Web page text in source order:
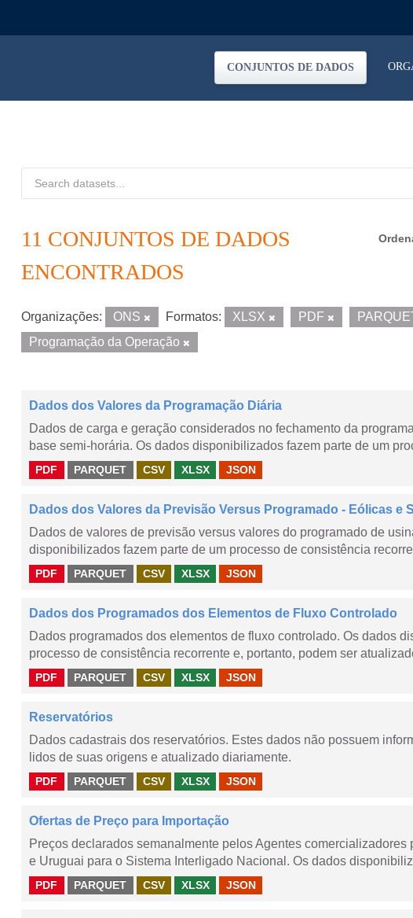
CONJUNTOS DE DADOS
11 CONJUNTOS DE DADOS
ENCONTRADOS
Organizações: ONS Formatos: XLSX PDF
Programação da Operação
Dados dos Valores da Programação Diária
Dados de carga e geração considerados no fechamento da
base semi-horária. Os dados disponibilizados fazem parte de um
PDF PARQUET CSV XLSX JSON
Dados dos Valores da Previsão Versus Programado - Eólicas e
Dados de valores de previsão versus valores do programado de
disponibilizados fazem parte de um processo de consistência
PDF PARQUET CSV XLSX JSON
Dados dos Programados dos Elementos de Fluxo Controlado
Dados programados dos elementos de fluxo controlado. Os dados
processo de consistência recorrente e, portanto, podem ser
PDF PARQUET CSV XLSX JSON
Reservatórios
Dados cadastrais dos reservatórios. Estes dados não possuem
lidos de suas origens e atualizado diariamente.
PDF PARQUET CSV XLSX JSON
Ofertas de Preço para Importação
Preços declarados semanalmente pelos Agentes comercializadores
e Uruguai para o Sistema Interligado Nacional. Os dados
PDF PARQUET CSV XLSX JSON